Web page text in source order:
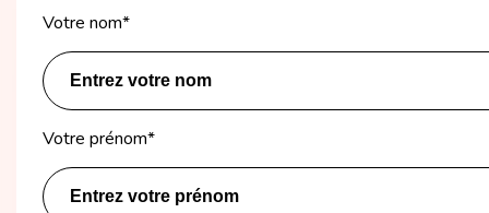
Votre nom*
Votre prénom*